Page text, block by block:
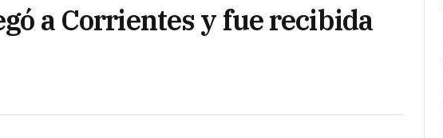
a Corrientes y fue recibida